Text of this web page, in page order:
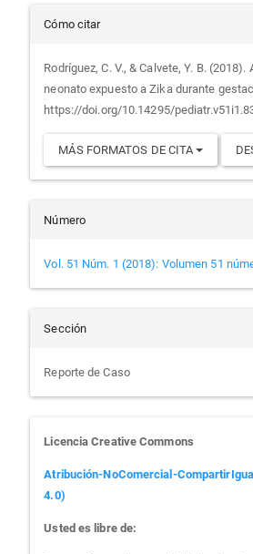
Detalles
del
artículo
Cómo citar
Rodríguez, C. V., & Calvete, Y. B.
neonato expuesto a Zika durante
https://doi.org/10.14295/
MÁS FORMATOS DE CITA
Número
Vol. 51 Núm. 1 (2018): Volumen 51
Sección
Reporte de Caso
Licencia Creative Commons
Atribución-NoComercial-
4.0)
Usted es libre de: